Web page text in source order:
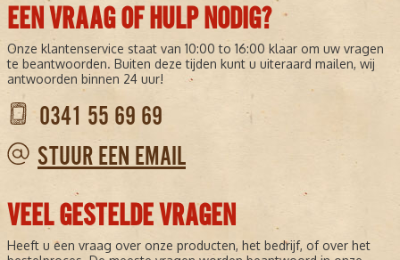
EEN VRAAG OF HULP NODIG?
Onze klantenservice staat van 10:00 to 16:00 klaar om uw vragen
te beantwoorden. Buiten deze tijden kunt u uiteraard mailen, wij
antwoorden binnen 24 uur!
0341 55 69 69
STUUR EEN EMAIL
VEEL GESTELDE VRAGEN
Heeft u een vraag over onze producten, het bedrijf, of over het